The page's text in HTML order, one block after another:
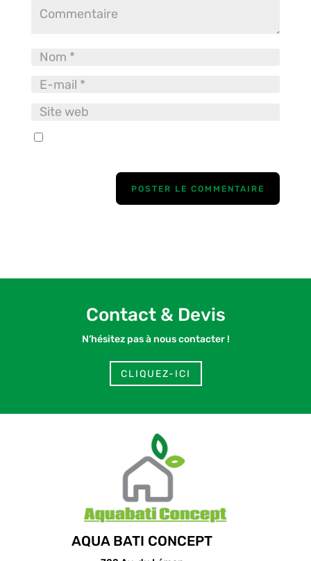
Contact & Devis
N’hésitez pas à nous contacter !
CLIQUEZ-ICI
AQUA BATI CONCEPT